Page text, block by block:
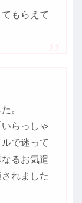
もらえて
。
らっしゃ
で迷って
るお気遣
れました